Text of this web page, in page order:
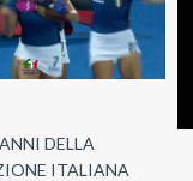
DELLA
ITALIANA